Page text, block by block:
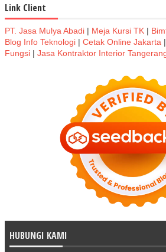
Link Client
PT. Jasa Mulya Abadi | Meja Kursi TK |
Blog Info Teknologi | Cetak Online Jakarta |
Fungsi | Jasa Kontraktor Interior
HUBUNGI KAMI